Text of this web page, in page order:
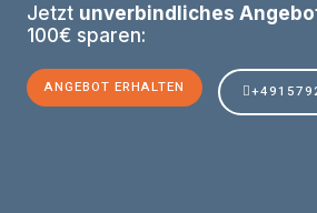
Jetzt unverbindliches
100€ sparen:
ANGEBOT ERHALTEN